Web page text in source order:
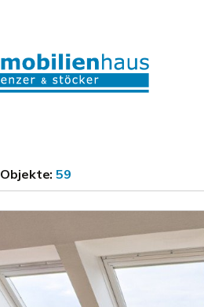
Objekte:59